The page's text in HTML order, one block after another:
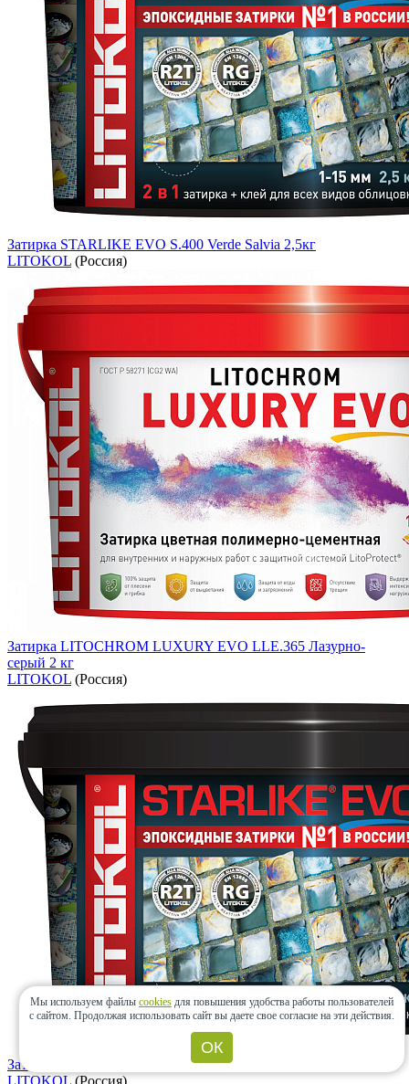
Затирка STARLIKE EVO S.400 Verde Salvia 2,5кг
LITOKOL (Россия)
Затирка LITOCHROM LUXURY EVO LLE.365 Лазурно-
серый 2 кг
LITOKOL (Россия)
Затирка STARLIKE EVO S.110 Grigio Perla 2,5кг
LITOKOL (Россия)
Мы используем файлы cookies для повышения удобства работы пользователей
с сайтом. Продолжая использовать сайт вы даете свое согласие на эти действия.
ОК